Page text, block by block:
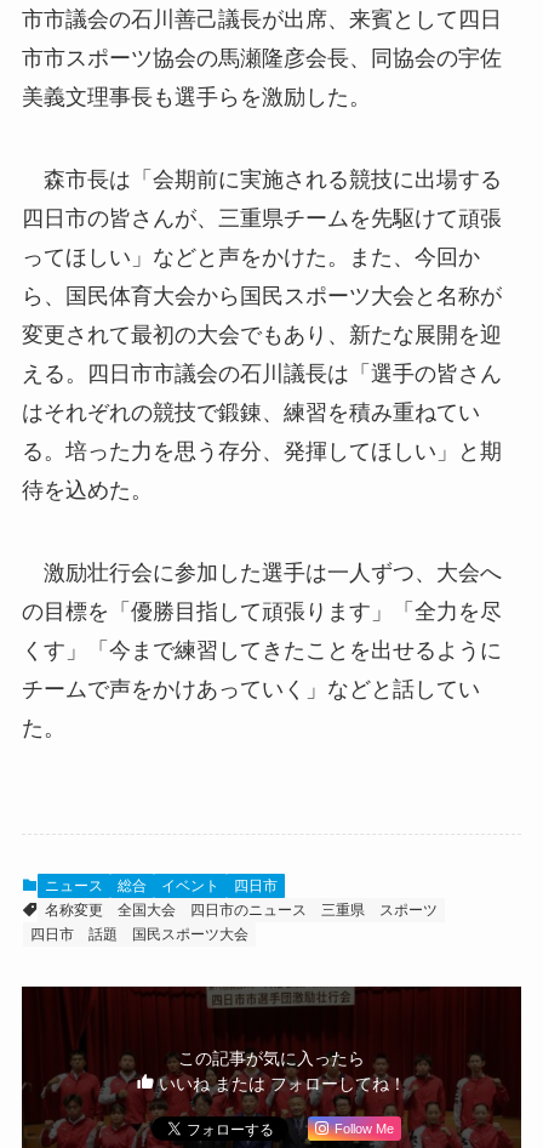
市市議会の石川善己議長が出席、来賓として四日
市市スポーツ協会の馬瀬隆彦会長、同協会の宇佐
美義文理事長も選手らを激励した。
森市長は「会期前に実施される競技に出場する
四日市の皆さんが、三重県チームを先駆けて頑張
ってほしい」などと声をかけた。また、今回か
ら、国民体育大会から国民スポーツ大会と名称が
変更されて最初の大会でもあり、新たな展開を迎
える。四日市市議会の石川議長は「選手の皆さん
はそれぞれの競技で鍛錬、練習を積み重ねてい
る。培った力を思う存分、発揮してほしい」と期
待を込めた。
激励壮行会に参加した選手は一人ずつ、大会へ
の目標を「優勝目指して頑張ります」「全力を尽
くす」「今まで練習してきたことを出せるように
チームで声をかけあっていく」などと話してい
た。
ニュース 総合 イベント
四日市
名称変更
全国大会 四日市のニュース 三重県
スポーツ
四日市 話題
国民スポーツ大会
この記事が気に入ったら
いいね または フォローしてね！
Follow Me